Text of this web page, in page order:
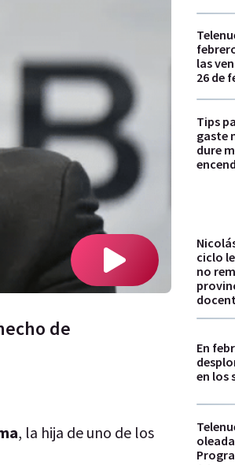
de
, la hija de uno de los
las
26 de
Tips
gaste
dure
ciclo
no
En
en los